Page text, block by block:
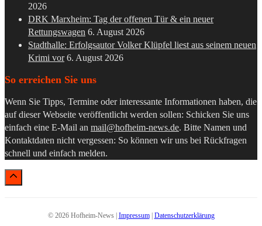
2026
DRK Marxheim: Tag der offenen Tür & ein neuer
Rettungswagen 6. August 2026
Stadthalle: Erfolgsautor Volker Klüpfel liest aus seinem neuen
Krimi vor 6. August 2026
So erreichen Sie uns
Wenn Sie Tipps, Termine oder interessante Informationen haben, die
auf dieser Webseite veröffentlicht werden sollen: Schicken Sie uns
einfach eine E-Mail an mail@hofheim-news.de. Bitte Namen und
Kontaktdaten nicht vergessen: So können wir uns bei Rückfragen
schnell und einfach melden.
© 2026 Hofheim-News | Impressum| Datenschutzerklärung